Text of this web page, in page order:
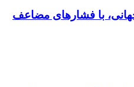
جهانی، با فشارهای مضاعف